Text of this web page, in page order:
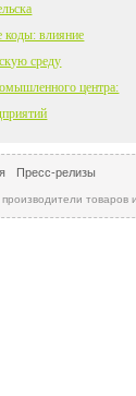
коды: влияние
среду
центра:
Пресс-релизы
товаров